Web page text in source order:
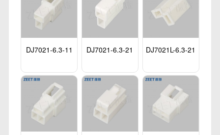
DJ7021-6.3-11 DJ7021-6.3-21 DJ7021L-6.3-21